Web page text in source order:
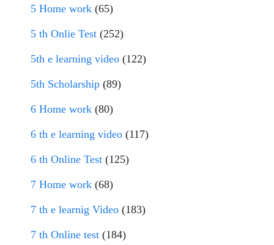
5 Home work (65)
5 th Onlie Test (252)
5th e learning video (122)
5th Scholarship (89)
6 Home work (80)
6 th e learning video (117)
6 th Online Test (125)
7 Home work (68)
7 th e learnig Video (183)
7 th Online test (184)